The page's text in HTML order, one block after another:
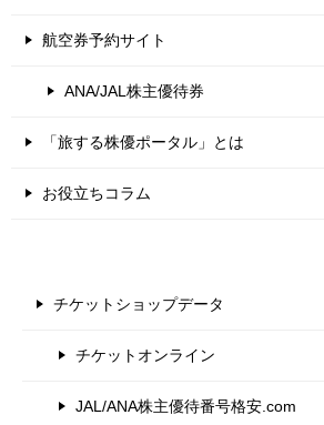
航空券予約サイト
ANA/JAL株主優待券
「旅する株優ポータル」とは
お役立ちコラム
チケットショップデータ
チケットオンライン
JAL/ANA株主優待番号格安.com